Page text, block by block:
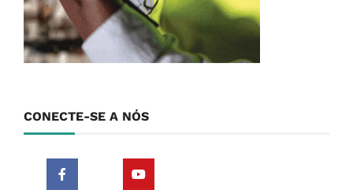
CONECTE-SE A NÓS